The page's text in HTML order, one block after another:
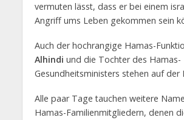
vermuten lässt, dass er bei einem
Angriff ums Leben gekommen sein
Auch der hochrangige Hamas-
Alhindi und die Tochter des Hamas-
Gesundheitsministers stehen auf der
Alle paar Tage tauchen weitere
Hamas-Familienmitgliedern, denen